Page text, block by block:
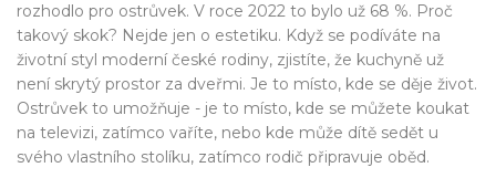
rozhodlo pro ostrůvek. V roce 2022 to bylo už 68 %. Proč
takový skok? Nejde jen o estetiku. Když se podíváte na
životní styl moderní české rodiny, zjistíte, že kuchyně už
není skrytý prostor za dveřmi. Je to místo, kde se děje život.
Ostrůvek to umožňuje - je to místo, kde se můžete koukat
na televizi, zatímco vaříte, nebo kde může dítě sedět u
svého vlastního stolíku, zatímco rodič připravuje oběd.